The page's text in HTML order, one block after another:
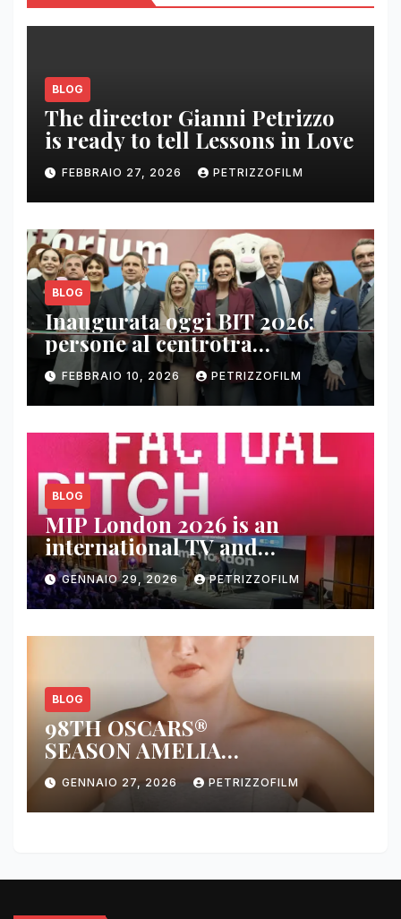
BLOG
The director Gianni Petrizzo
is ready to tell Lessons in Love
FEBBRAIO 27, 2026 PETRIZZOFILM
BLOG
Inaugurata oggi BIT 2026:
persone al centrotra
contenuti, relazioni e business
FEBBRAIO 10, 2026 PETRIZZOFILM
BLOG
MIP London 2026 is an
international TV and
streaming content market
GENNAIO 29, 2026 PETRIZZOFILM
BLOG
98TH OSCARS®
SEASON AMELIA
DIMOLDENBERG RETURNS
FOR THIRD YEAR
GENNAIO 27, 2026 PETRIZZOFILM